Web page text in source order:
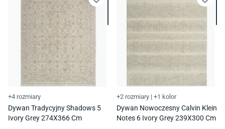
+4 rozmiary
Dywan Tradycyjny Shadows 5
Ivory Grey 274X366 Cm
+2 rozmiary | +1 kolor
Dywan Nowoczesny Calvin Klein
Notes 6 Ivory Grey 239X300 Cm